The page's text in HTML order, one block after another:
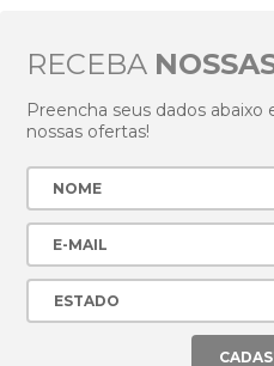
RECEBA
Preencha seus dados
nossas ofertas!